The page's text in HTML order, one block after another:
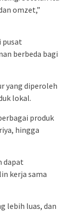
omzet,”
pusat
berbeda bagi
yang diperoleh
lokal.
produk
hingga
dapat
kerja sama
lebih luas, dan